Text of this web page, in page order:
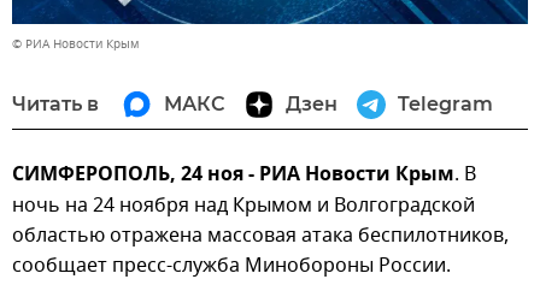
© РИА Новости Крым
Читать в МАКС Дзен Telegram
СИМФЕРОПОЛЬ, 24 ноя - РИА Новости Крым. В
ночь на 24 ноября над Крымом и Волгоградской
областью отражена массовая атака беспилотников,
сообщает пресс-служба Минобороны России.